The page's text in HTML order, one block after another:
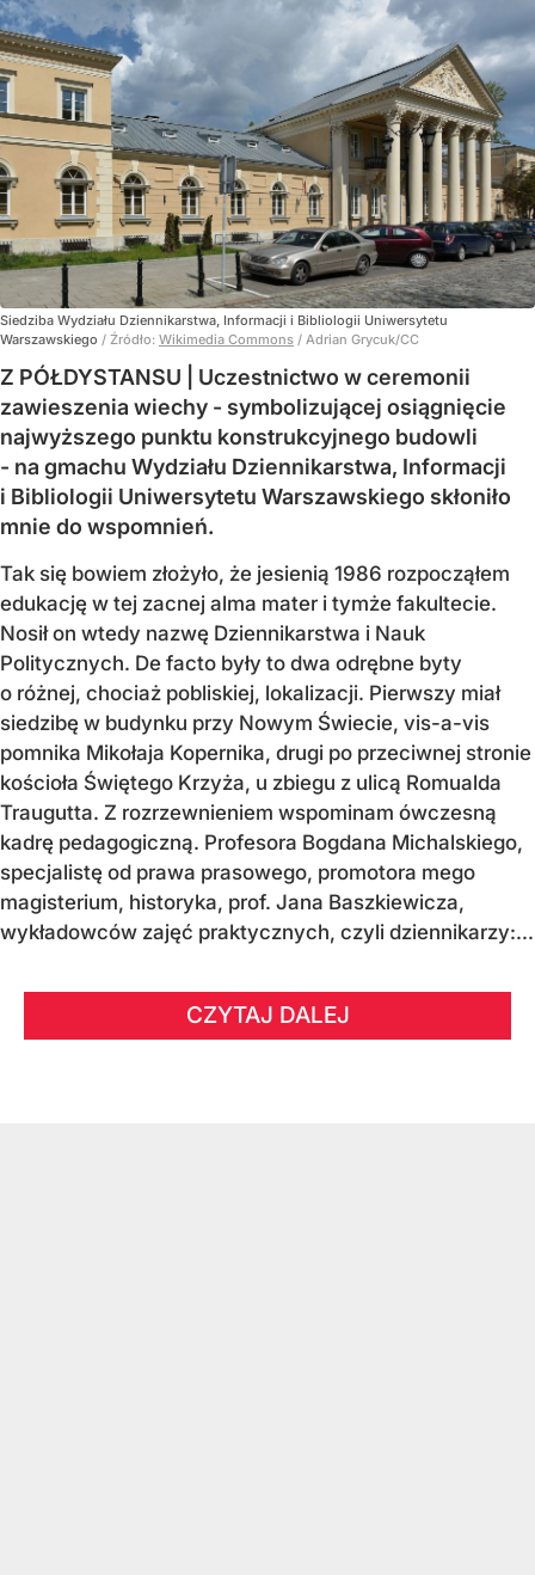
Siedziba Wydziału Dziennikarstwa, Informacji i Bibliologii Uniwersytetu
Warszawskiego / Źródło: Wikimedia Commons / Adrian Grycuk/CC
Z PÓŁDYSTANSU | Uczestnictwo w ceremonii
zawieszenia wiechy - symbolizującej osiągnięcie
najwyższego punktu konstrukcyjnego budowli
- na gmachu Wydziału Dziennikarstwa, Informacji
i Bibliologii Uniwersytetu Warszawskiego skłoniło
mnie do wspomnień.
Tak się bowiem złożyło, że jesienią 1986 rozpocząłem
edukację w tej zacnej alma mater i tymże fakultecie.
Nosił on wtedy nazwę Dziennikarstwa i Nauk
Politycznych. De facto były to dwa odrębne byty
o różnej, chociaż pobliskiej, lokalizacji. Pierwszy miał
siedzibę w budynku przy Nowym Świecie, vis-a-vis
pomnika Mikołaja Kopernika, drugi po przeciwnej stronie
kościoła Świętego Krzyża, u zbiegu z ulicą Romualda
Traugutta. Z rozrzewnieniem wspominam ówczesną
kadrę pedagogiczną. Profesora Bogdana Michalskiego,
specjalistę od prawa prasowego, promotora mego
magisterium, historyka, prof. Jana Baszkiewicza,
wykładowców zajęć praktycznych, czyli dziennikarzy:...
CZYTAJ DALEJ